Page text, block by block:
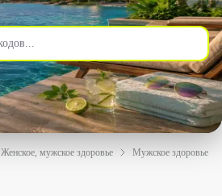
Женское, мужское здоровье Мужское здоровье